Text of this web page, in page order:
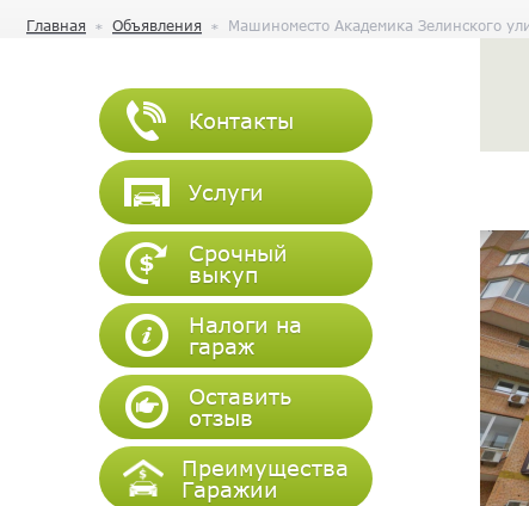
Главная Объявления Машиноместо Академика Зелинского
Контакты
Услуги
Срочный
выкуп
Налоги на
гараж
Оставить
отзыв
Преимущества
Гаражии